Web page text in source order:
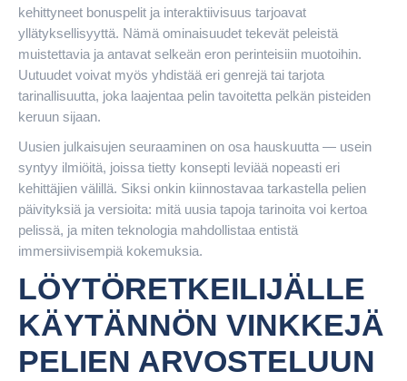
kehittyneet bonuspelit ja interaktiivisuus tarjoavat
yllätyksellisyyttä. Nämä ominaisuudet tekevät peleistä
muistettavia ja antavat selkeän eron perinteisiin muotoihin.
Uutuudet voivat myös yhdistää eri genrejä tai tarjota
tarinallisuutta, joka laajentaa pelin tavoitetta pelkän pisteiden
keruun sijaan.
Uusien julkaisujen seuraaminen on osa hauskuutta — usein
syntyy ilmiöitä, joissa tietty konsepti leviää nopeasti eri
kehittäjien välillä. Siksi onkin kiinnostavaa tarkastella pelien
päivityksiä ja versioita: mitä uusia tapoja tarinoita voi kertoa
pelissä, ja miten teknologia mahdollistaa entistä
immersiivisempiä kokemuksia.
LÖYTÖRETKEILIJÄLLE
KÄYTÄNNÖN VINKKEJÄ
PELIEN ARVOSTELUUN